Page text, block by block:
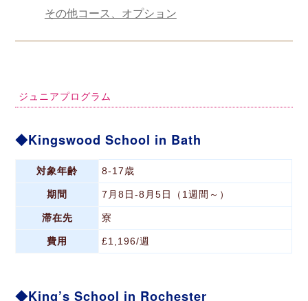
その他コース、オプション
ジュニアプログラム
Kingswood School in Bath
対象年齢 8-17歳
期間 7月8日-8月5日（1週間～）
滞在先 寮
費用 £1,196/週
King’s School in Rochester